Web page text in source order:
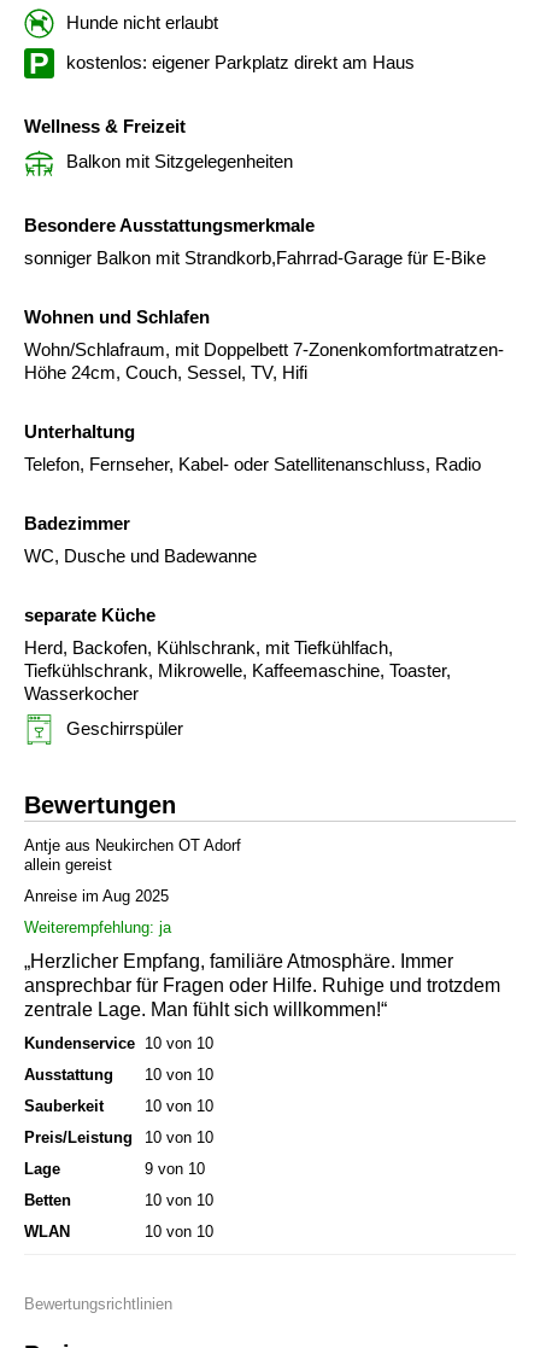
Hunde nicht erlaubt
kostenlos: eigener Parkplatz direkt am Haus
Wellness & Freizeit
Balkon mit Sitzgelegenheiten
Besondere Ausstattungsmerkmale
sonniger Balkon mit Strandkorb,Fahrrad-Garage für E-Bike
Wohnen und Schlafen
Wohn/Schlafraum, mit Doppelbett 7-Zonenkomfortmatratzen-
Höhe 24cm, Couch, Sessel, TV, Hifi
Unterhaltung
Telefon, Fernseher, Kabel- oder Satellitenanschluss, Radio
Badezimmer
WC, Dusche und Badewanne
separate Küche
Herd, Backofen, Kühlschrank, mit Tiefkühlfach,
Tiefkühlschrank, Mikrowelle, Kaffeemaschine, Toaster,
Wasserkocher
Geschirrspüler
Bewertungen
Antje aus Neukirchen OT Adorf
allein gereist
Anreise im Aug 2025
Weiterempfehlung: ja
„Herzlicher Empfang, familiäre Atmosphäre. Immer
ansprechbar für Fragen oder Hilfe. Ruhige und trotzdem
zentrale Lage. Man fühlt sich willkommen!“
Kundenservice 10 von 10
Ausstattung
10 von 10
Sauberkeit
10 von 10
Preis/Leistung
10 von 10
Lage
9 von 10
Betten
10 von 10
WLAN
10 von 10
Bewertungsrichtlinien